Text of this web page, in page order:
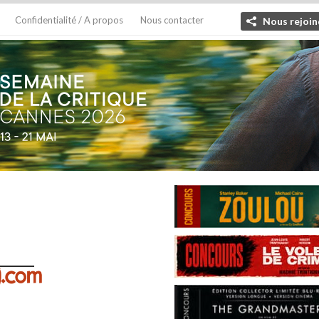
Confidentialité / A propos Nous contacter Nous